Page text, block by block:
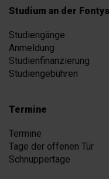
Studium an der Fontys
Studiengänge
Anmeldung
Studienfinanzierung
Studiengebühren
Termine
Termine
Tage der offenen Tür
Schnuppertage